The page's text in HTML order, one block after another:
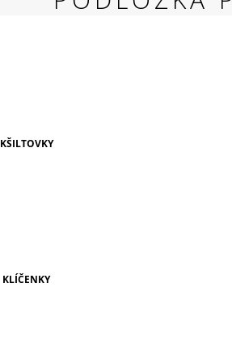
KŠILTOVKY
KLÍČENKY